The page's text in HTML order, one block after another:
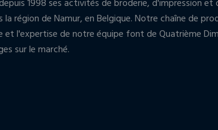
1998 ses activités de broderie, d'impression et
la région de Namur, en Belgique. Notre chaîne de
et l'expertise de notre équipe font de Quatrième
sur le marché.